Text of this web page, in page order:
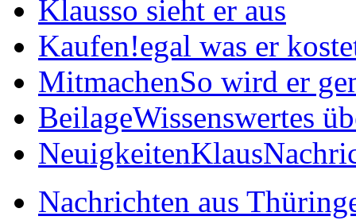
Klausso sieht er aus
Kaufen!egal was er
MitmachenSo wird er
BeilageWissenswertes
Neuigkeiten
Nachrichten aus